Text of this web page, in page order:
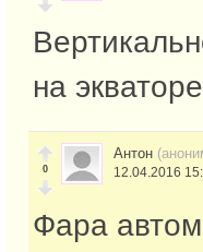
на
0
Антон
12.04.2016
Фара